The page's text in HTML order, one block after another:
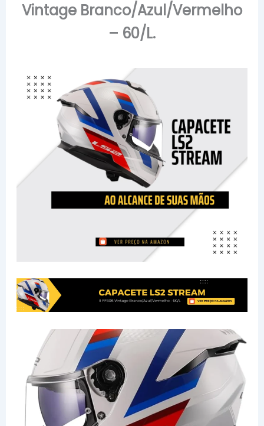
Vintage Branco/Azul/Vermelho
– 60/L.